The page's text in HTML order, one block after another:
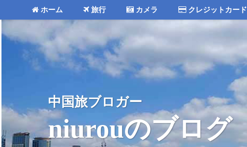
中国旅ブロガー
niurouのブログ
ホーム 旅行 カメラ クレジットカード